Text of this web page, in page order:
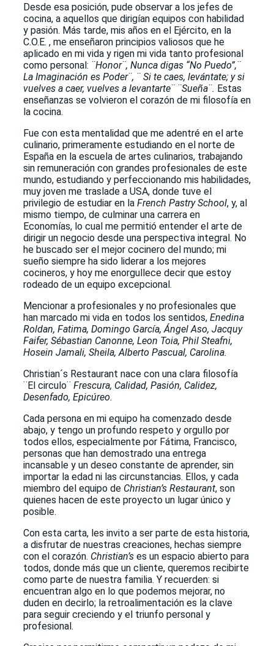
Desde esa posición, pude observar a los jefes de
cocina, a aquellos que dirigían equipos con habilidad
y pasión. Más tarde, mis años en el Ejército, en la
C.O.E. , me enseñaron principios valiosos que he
aplicado en mi vida y rigen mi vida tanto profesional
como personal: ¨Honor¨, Nunca digas “No Puedo”,¨
La Imaginación es Poder¨, ¨ Si te caes, levántate; y si
vuelves a caer, vuelves a levantarte¨ ¨Sueña¨. Estas
enseñanzas se volvieron el corazón de mi filosofía en
la cocina.
Fue con esta mentalidad que me adentré en el arte
culinario, primeramente estudiando en el norte de
España en la escuela de artes culinarios, trabajando
sin remuneración con grandes profesionales de este
mundo, estudiando y perfeccionando mis habilidades,
muy joven me traslade a USA, donde tuve el
privilegio de estudiar en la French Pastry School, y, al
mismo tiempo, de culminar una carrera en
Economías, lo cual me permitió entender el arte de
dirigir un negocio desde una perspectiva integral. No
he buscado ser el mejor cocinero del mundo; mi
sueño siempre ha sido liderar a los mejores
cocineros, y hoy me enorgullece decir que estoy
rodeado de un equipo excepcional.
Mencionar a profesionales y no profesionales que
han marcado mi vida en todos los sentidos, Enedina
Roldan, Fatima, Domingo García, Ángel Aso, Jacquy
Faifer, Sébastian Canonne, Leon Toia, Phil Steafni,
Hosein Jamali, Sheila, Alberto Pascual, Carolina.
Christian´s Restaurant nace con una clara filosofía
¨El circulo¨ Frescura, Calidad, Pasión, Calidez,
Desenfado, Epicúreo.
Cada persona en mi equipo ha comenzado desde
abajo, y tengo un profundo respeto y orgullo por
todos ellos, especialmente por Fátima, Francisco,
personas que han demostrado una entrega
incansable y un deseo constante de aprender, sin
importar la edad ni las circunstancias. Ellos, y cada
miembro del equipo de Christian’s Restaurant, son
quienes hacen de este proyecto un lugar único y
posible.
Con esta carta, les invito a ser parte de esta historia,
a disfrutar de nuestras creaciones, hechas siempre
con el corazón. Christian’s es un espacio abierto para
todos, donde más que un cliente, queremos recibirte
como parte de nuestra familia. Y recuerden: si
encuentran algo en lo que podemos mejorar, no
duden en decirlo; la retroalimentación es la clave
para seguir creciendo y el triunfo personal y
profesional.